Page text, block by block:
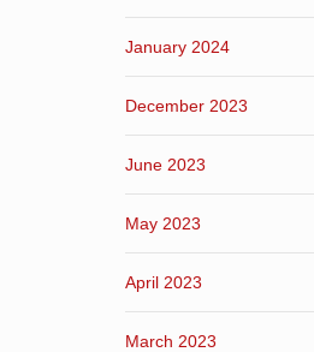
January 2024
December 2023
June 2023
May 2023
April 2023
March 2023